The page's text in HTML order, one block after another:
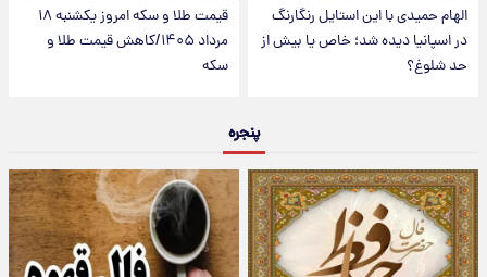
الهام حمیدی با این استایل رنگارنگ
در اسپانیا دیده شد؛ خاص یا بیش از
حد شلوغ؟
قیمت طلا و سکه امروز یکشنبه ۱۸
مرداد ۱۴۰۵/کاهش قیمت طلا و
سکه
پنجره